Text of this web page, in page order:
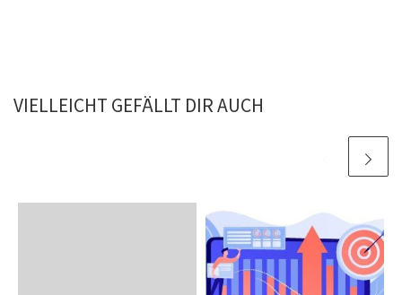
VIELLEICHT GEFÄLLT DIR AUCH